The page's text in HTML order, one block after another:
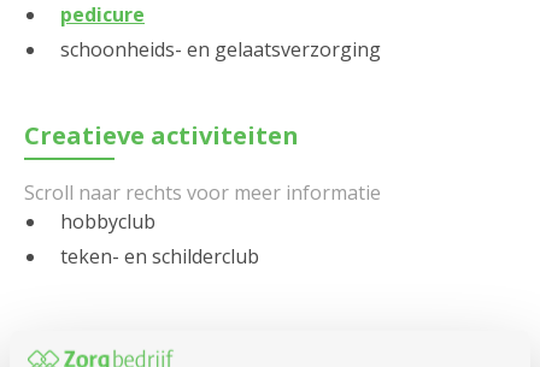
pedicure
schoonheids- en gelaatsverzorging
Creatieve activiteiten
hobbyclub
teken- en schilderclub
Samen in beweging